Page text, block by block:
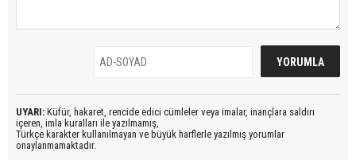
UYARI: Küfür, hakaret, rencide edici cümleler veya imalar, inançlara saldırı
içeren, imla kuralları ile yazılmamış,
Türkçe karakter kullanılmayan ve büyük harflerle yazılmış yorumlar
onaylanmamaktadır.